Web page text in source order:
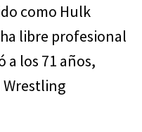
como Hulk
libre profesional
a los 71 años,